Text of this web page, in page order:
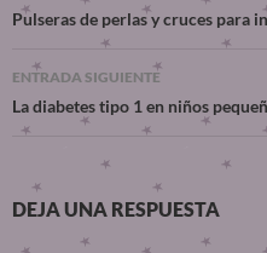
Pulseras de perlas y cruces para
ENTRADA SIGUIENTE
La diabetes tipo 1 en niños
DEJA UNA RESPUESTA